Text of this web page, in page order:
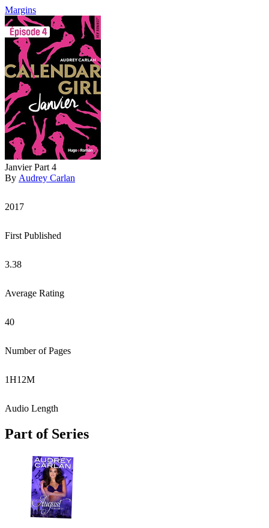
Margins
Janvier Part 4
By Audrey Carlan
2017
First Published
3.38
Average Rating
40
Number of Pages
1H12M
Audio Length
Part of Series